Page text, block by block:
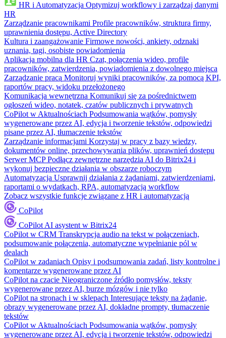
HR i Automatyzacja Optymizuj workflowy i zarządzaj danymi
HR
Zarządzanie pracownikami Profile pracowników, struktura firmy,
uprawnienia dostępu, Active Directory
Kultura i zaangażowanie Firmowe nowości, ankiety, odznaki
uznania, tagi, osobiste powiadomienia
Aplikacja mobilna dla HR Czat, połączenia wideo, profile
pracowników, zatwierdzenia, powiadomienia z dowolnego miejsca
Zarządzanie pracą Monitoruj wyniki pracowników, za pomocą KPI,
raportów pracy, widoku przełożonego
Komunikacja wewnętrzna Komunikuj się za pośrednictwem
ogłoszeń wideo, notatek, czatów publicznych i prywatnych
CoPilot w Aktualnościach Podsumowania wątków, pomysły
wygenerowane przez AI, edycja i tworzenie tekstów, odpowiedzi
pisane przez AI, tłumaczenie tekstów
Zarządzanie informacjami Korzystaj w pracy z bazy wiedzy,
dokumentów online, przechowywania plików, uprawnień dostępu
Serwer MCP Podłącz zewnętrzne narzędzia AI do Bitrix24 i
wykonuj bezpieczne działania w obszarze roboczym
Automatyzacja Usprawnij działania z żądaniami, zatwierdzeniami,
raportami o wydatkach, RPA, automatyzacją workflow
Zobacz wszystkie funkcje związane z HR i automatyzacją
CoPilot
CoPilot AI asystent w Bitrix24
CoPilot w CRM Transkrypcja audio na tekst w połączeniach,
podsumowanie połączenia, automatyczne wypełnianie pól w
dealach
CoPilot w zadaniach Opisy i podsumowania zadań, listy kontrolne i
komentarze wygenerowane przez AI
CoPilot na czacie Nieograniczone źródło pomysłów, teksty
wygenerowane przez AI, burze mózgów i nie tylko
CoPilot na stronach i w sklepach Interesujące teksty na żądanie,
obrazy wygenerowane przez AI, dokładne prompty, tłumaczenie
tekstów
CoPilot w Aktualnościach Podsumowania wątków, pomysły
wygenerowane przez AI, edycja i tworzenie tekstów, odpowiedzi